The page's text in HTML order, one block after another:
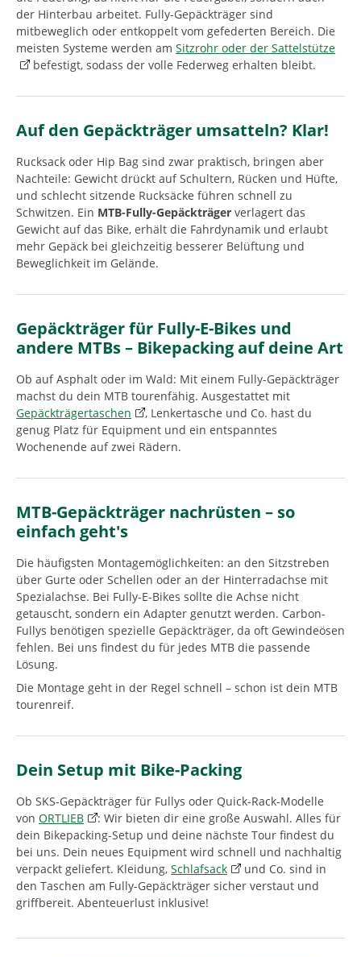
der Hinterbau arbeitet. Fully-Gepäckträger sind
mitbeweglich oder entkoppelt vom gefederten Bereich. Die
meisten Systeme werden am Sitzrohr oder der Sattelstütze
befestigt, sodass der volle Federweg erhalten bleibt.
Auf den Gepäckträger umsatteln? Klar!
Rucksack oder Hip Bag sind zwar praktisch, bringen aber
Nachteile: Gewicht drückt auf Schultern, Rücken und Hüfte,
und schlecht sitzende Rucksäcke führen schnell zu
Schwitzen. Ein MTB-Fully-Gepäckträger verlagert das
Gewicht auf das Bike, erhält die Fahrdynamik und erlaubt
mehr Gepäck bei gleichzeitig besserer Belüftung und
Beweglichkeit im Gelände.
Gepäckträger für Fully-E-Bikes und
andere MTBs – Bikepacking auf deine Art
Ob auf Asphalt oder im Wald: Mit einem Fully-Gepäckträger
machst du dein MTB tourenfähig. Ausgestattet mit
Gepäckträgertaschen
, Lenkertasche und Co. hast du
genug Platz für Equipment und ein entspanntes
Wochenende auf zwei Rädern.
MTB-Gepäckträger nachrüsten – so
einfach geht's
Die häufigsten Montagemöglichkeiten: an den Sitzstreben
über Gurte oder Schellen oder an der Hinterradachse mit
Spezialachse. Bei Fully-E-Bikes sollte die Achse nicht
getauscht, sondern ein Adapter genutzt werden. Carbon-
Fullys benötigen spezielle Gepäckträger, da oft Gewindeösen
fehlen. Bei uns findest du für jedes MTB die passende
Lösung.
Die Montage geht in der Regel schnell – schon ist dein MTB
tourenreif.
Dein Setup mit Bike-Packing
Ob SKS-Gepäckträger für Fullys oder Quick-Rack-Modelle
von ORTLIEB
: Wir bieten dir eine große Auswahl. Alles für
dein Bikepacking-Setup und deine nächste Tour findest du
bei uns. Dein neues Equipment wird schnell und nachhaltig
verpackt geliefert. Kleidung, Schlafsack
und Co. sind in
den Taschen am Fully-Gepäckträger sicher verstaut und
griffbereit. Abenteuerlust inklusive!